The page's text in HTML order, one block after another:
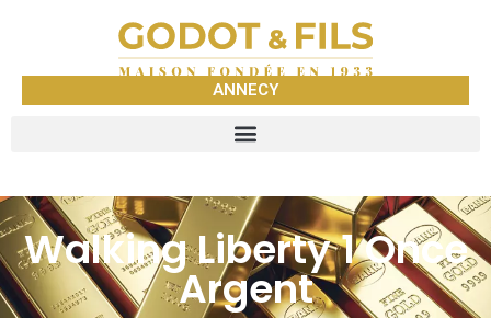
ANNECY
Walking Liberty 1 Once
Argent